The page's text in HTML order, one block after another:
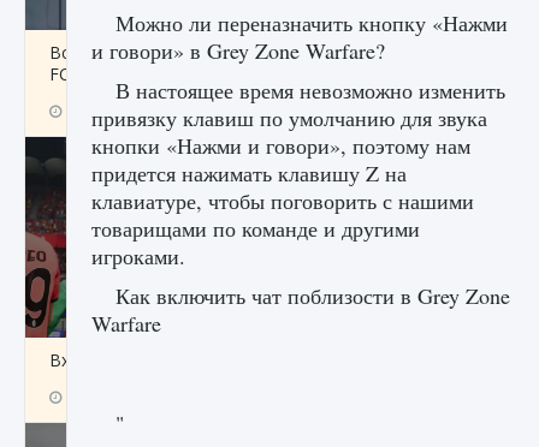
Все новые функции в режиме карьеры EA
FC 25
Входят ли «Милан» и «Интер» в EA FC 25
Можно ли переназначить кнопку «Нажми
и говори» в Grey Zone Warfare?
В настоящее время невозможно изменить
привязку клавиш по умолчанию для звука
кнопки «Нажми и говори», поэтому нам
придется нажимать клавишу Z на
клавиатуре, чтобы поговорить с нашими
товарищами по команде и другими
игроками.
Как включить чат поблизости в Grey Zone
Warfare
"